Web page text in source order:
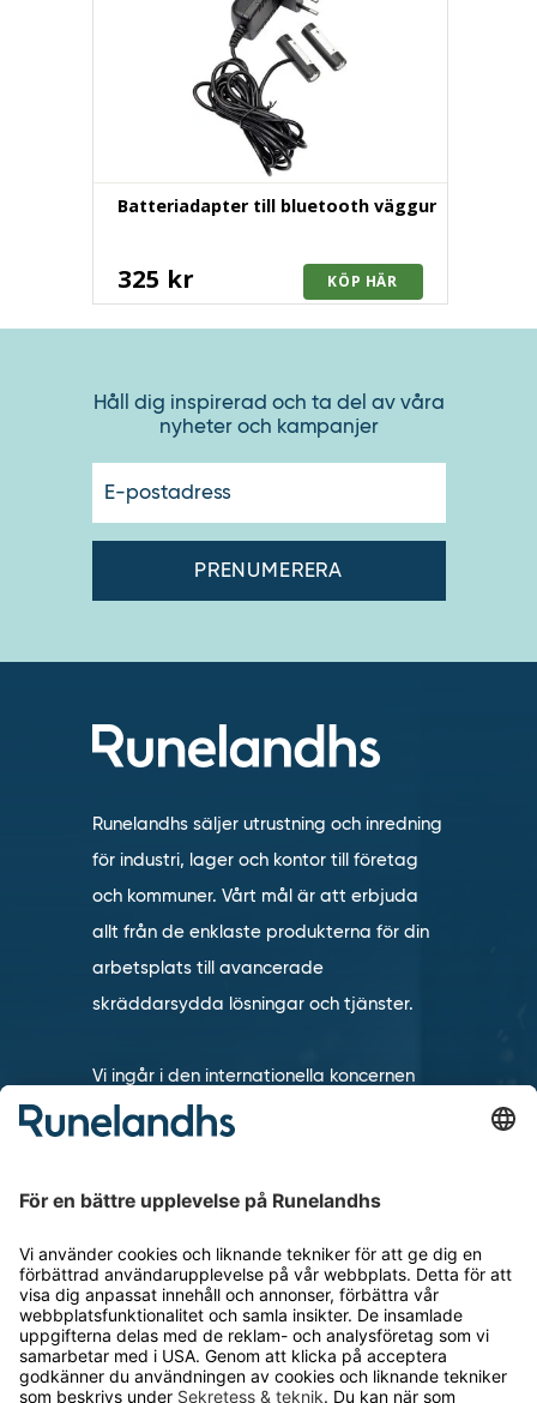
Batteriadapter till bluetooth väggur
325 kr
Håll dig inspirerad och ta del av våra
nyheter och kampanjer
Runelandhs säljer utrustning och inredning
för industri, lager och kontor till företag
och kommuner. Vårt mål är att erbjuda
allt från de enklaste produkterna för din
arbetsplats till avancerade
skräddarsydda lösningar och tjänster.
Vi ingår i den internationella koncernen
TAKKT som är en av de ledande
KUNDSERVICE
Kontakta oss